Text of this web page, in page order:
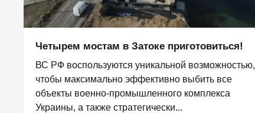
Четырем мостам в Затоке приготовиться!
ВС РФ воспользуются уникальной возможностью,
чтобы максимально эффективно выбить все
объекты военно-промышленного комплекса
Украины, а также стратегически...